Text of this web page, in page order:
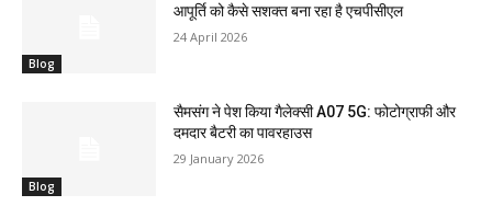
Blog
आपूर्ति को कैसे सशक्त बना रहा है एचपीसीएल
24 April 2026
Blog
सैमसंग ने पेश किया गैलेक्सी A07 5G: फोटोग्राफी और
दमदार बैटरी का पावरहाउस
29 January 2026